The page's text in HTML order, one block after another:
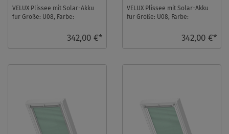
VELUX Plissee mit Solar-Akku
für Größe: U08, Farbe:
blickdicht, io-homec ...342,00 €*
VELUX Plissee mit Solar-Akku
für Größe: U08, Farbe:
342,00 €*